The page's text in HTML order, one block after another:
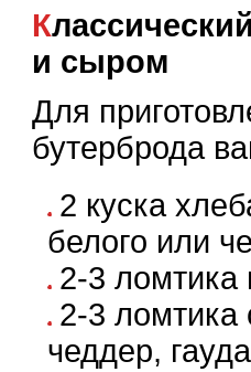
Классический бутерброд с ветчиной
и сыром
Для
бутерброда
2 куска
белого или
2-3 ломтика
2-3
чеддер,